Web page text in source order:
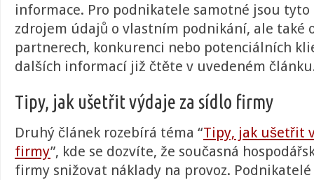
informace. Pro podnikatele samotné jsou
zdrojem údajů o vlastním podnikání, ale také
partnerech, konkurenci nebo potenciálních
dalších informací již čtěte v uvedeném článku
Tipy, jak ušetřit výdaje za sídlo firmy
Druhý článek rozebírá téma “Tipy, jak ušetřit
firmy”, kde se dozvíte, že současná
firmy snižovat náklady na provoz.